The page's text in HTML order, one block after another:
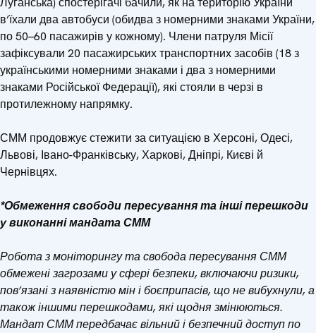
в’їхали два автобуси (обидва з номерними знаками України,
по 50–60 пасажирів у кожному). Члени патруля Місії
зафіксували 20 пасажирських транспортних засобів (18 з
українськими номерними знаками і два з номерними
знаками Російської Федерації), які стояли в черзі в
протилежному напрямку.
СММ продовжує стежити за ситуацією в Херсоні, Одесі,
Львові, Івано-Франківську, Харкові, Дніпрі, Києві й
Чернівцях.
*Обмеження свободи пересування та інші перешкоди
у виконанні мандата СММ
Робота з моніторингу та свобода пересування СММ
обмежені загрозами у сфері безпеки, включаючи ризики,
пов’язані з наявністю мін і боєприпасів, що не вибухнули, а
також іншими перешкодами, які щодня змінюються.
Мандат СММ передбачає вільний і безпечний доступ по